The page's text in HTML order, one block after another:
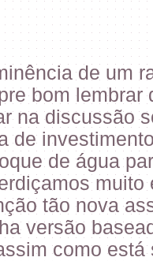
de um
bom lembrar
na discussão
de
de água
muito
tão nova
versão
como está